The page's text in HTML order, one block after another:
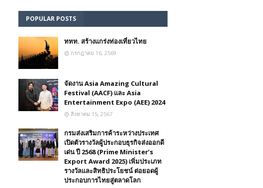
POPULAR POSTS
ททท. สร้างแกร่งท่องเที่ยวไทย
กรกฎาคม 16, 2569
จัดงาน Asia Amazing Cultural
Festival (AACF) และ Asia
Entertainment Expo (AEE) 2024
สิงหาคม 15, 2567
กรมส่งเสริมการค้าระหว่างประเทศ
เปิดตัวรางวัลผู้ประกอบธุรกิจส่งออกดี
เด่น ปี 2568 (Prime Minister’s
Export Award 2025) เพิ่มประเภท
รางวัลและสิทธิประโยชน์ ต่อยอดผู้
ประกอบการไทยสู่ตลาดโลก